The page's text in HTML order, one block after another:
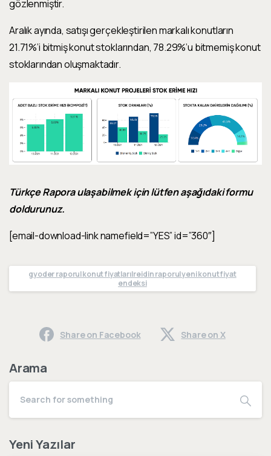
gözlenmiştir.
Aralıkayında, satışı gerçekleştirilen markalı konutların
21.71%’i bitmiş konut stoklarından, 78.29%’u bitmemiş konut
stoklarından oluşmaktadır.
Türkçe Rapora ulaşabilmek için lütfen aşağıdaki formu
doldurunuz.
[email-download-link namefield=”YES” id=”360″]
gyoder raporu|konut fiyatları|reidin raporu|yeni konut fiyat
endeksi
Share on Facebook Share on X
Arama
Yeni Yazılar